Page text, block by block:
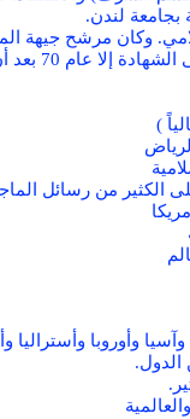
بجامعة لندن.
وكان مرشح جيهة
)
الكثير من رسائل
وأستراليا
الدول.